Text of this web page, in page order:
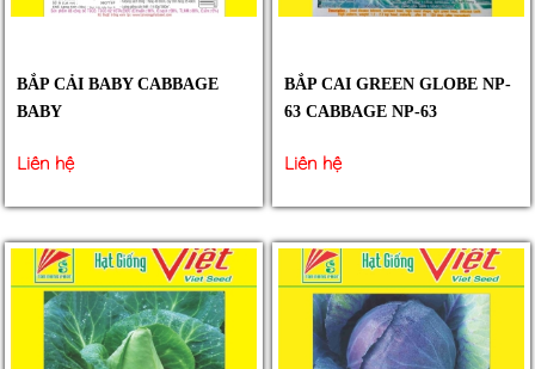
BẮP CẢI BABY CABBAGE
BABY
Liên hệ
BẮP CAI GREEN GLOBE NP-
63 CABBAGE NP-63
Liên hệ